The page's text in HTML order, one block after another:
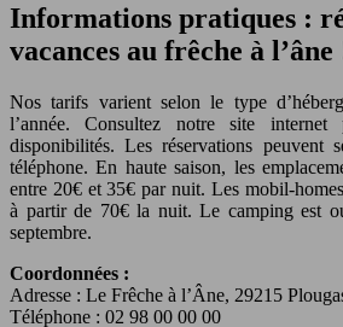
Informations pratiques :
vacances au frêche à l’âne
Nos tarifs varient selon le type
l’année. Consultez notre site
disponibilités. Les réservations
téléphone. En haute saison, les
entre 20€ et 35€ par nuit. Les mobil-
à partir de 70€ la nuit. Le camping est
septembre.
Coordonnées :
Adresse : Le Frêche à l’Âne, 29215
Téléphone : 02 98 00 00 00